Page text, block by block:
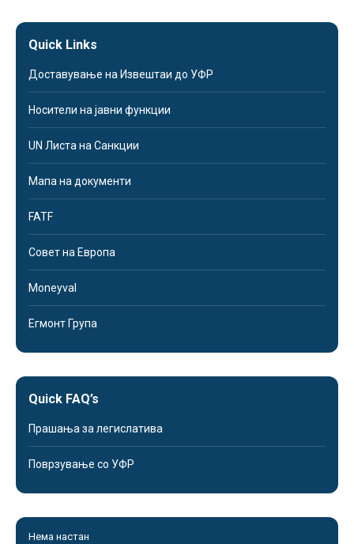
Quick Links
Доставување на Извештаи до УФР
Носители на јавни функции
UN Листа на Санкции
Мапа на документи
FATF
Совет на Европа
Moneyval
Егмонт Група
Quick FAQ’s
Прашања за легислатива
Поврзување со УФР
Нема настан